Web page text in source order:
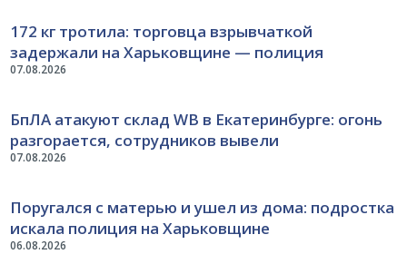
07.08.2026
172 кг тротила: торговца взрывчаткой
задержали на Харьковщине — полиция
07.08.2026
БпЛА атакуют склад WB в Екатеринбурге: огонь
разгорается, сотрудников вывели
06.08.2026
Поругался с матерью и ушел из дома: подростка
искала полиция на Харьковщине